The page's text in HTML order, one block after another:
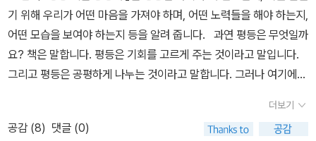
기 위해 우리가 어떤 마음을 가져야 하며, 어떤 노력들을 해야 하는지,
어떤 모습을 보여야 하는지 등을 알려 줍니다. 과연 평등은 무엇일까
요? 책은 말합니다. 평등은 기회를 고르게 주는 것이라고 말입니다.
그리고 평등은 공평하게 나누는 것이라고 말합니다. 그러나 여기에서
른 차별을 낳을 수 있기 때문입니다. 때론 필요에 따라 나눌 수 있는
것이 공평이라고 말합니다. 또한 평등은 다르다는 이유로 차별하지
더보기
공감 (8) 댓글 (0)